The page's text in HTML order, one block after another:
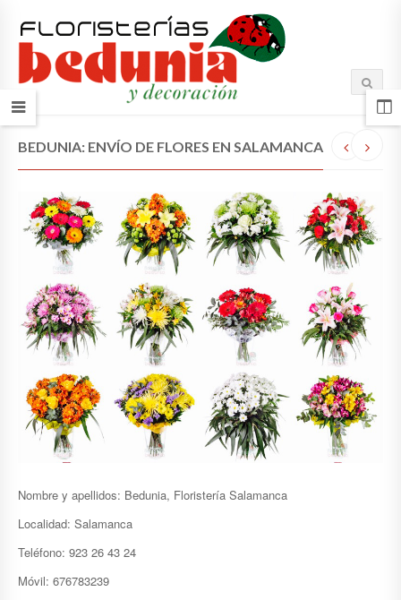
BEDUNIA: ENVÍO DE FLORES EN SALAMANCA
Nombre y apellidos: Bedunia, Floristería Salamanca
Localidad: Salamanca
Teléfono: 923 26 43 24
Móvil: 676783239